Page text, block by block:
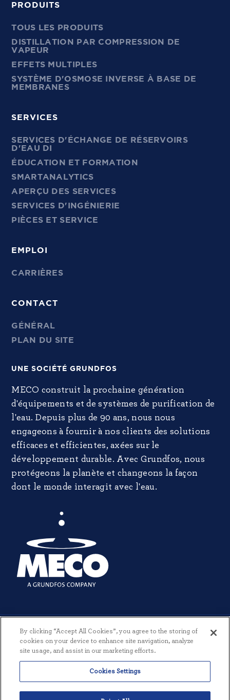
PRODUITS
TOUS LES PRODUITS
DISTILLATION PAR COMPRESSION DE
VAPEUR
EFFETS MULTIPLES
SYSTÈME D'OSMOSE INVERSE À BASE DE
MEMBRANES
SERVICES
SERVICES D'ÉCHANGE DE RÉSERVOIRS
D'EAU DI
ÉDUCATION ET FORMATION
SMARTANALYTICS
APERÇU DES SERVICES
SERVICES D'INGÉNIERIE
PIÈCES ET SERVICE
EMPLOI
CARRIÈRES
CONTACT
GÉNÉRAL
PLAN DU SITE
UNE SOCIÉTÉ GRUNDFOS
MECO construit la prochaine génération
d'équipements et de systèmes de purification de
l'eau. Depuis plus de 90 ans, nous nous
engageons à fournir à nos clients des solutions
efficaces et efficientes, axées sur le
développement durable. Avec Grundfos, nous
protégeons la planète et changeons la façon
dont le monde interagit avec l'eau.
© 2026 MECO INCORPORATED. TOUS DROITS RÉSERVÉS. |
| POLITIQUE DE CONFIDENTIALITÉ
CRÉÉ PAR THREESIXTYEIGHT
By clicking “Accept All Cookies”, you agree to the storing of
cookies on your device to enhance site navigation, analyze
site usage, and assist in our marketing efforts.
Cookies Settings